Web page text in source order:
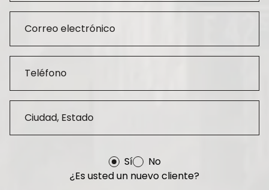
Sí
No
¿Es usted un nuevo cliente?